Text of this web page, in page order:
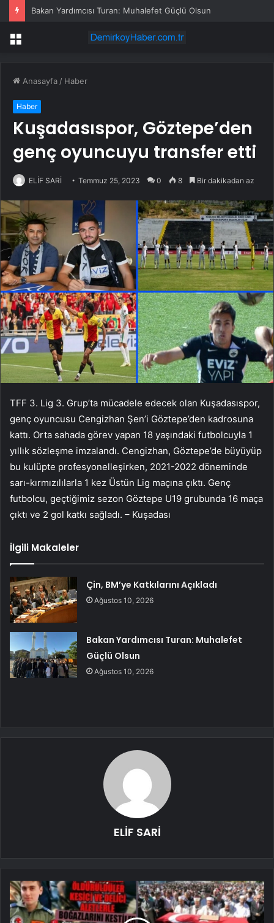
Bakan Yardımcısı Turan: Muhalefet Güçlü Olsun
Menü
Anasayfa / Haber
Haber
Kuşadasıspor, Göztepe’den
genç oyuncuyu transfer etti
ELİF SARİ Temmuz 25, 2023 0 8 Bir dakikadan az
TFF 3. Lig 3. Grup’ta mücadele edecek olan Kuşadasıspor,
genç oyuncusu Cengizhan Şen’i Göztepe’den kadrosuna
kattı. Orta sahada görev yapan 18 yaşındaki futbolcuyla 1
yıllık sözleşme imzalandı. Cengizhan, Göztepe’de büyüyüp
bu kulüpte profesyonelleşirken, 2021-2022 döneminde
sarı-kırmızılılarla 1 kez Üstün Lig maçına çıktı. Genç
futbolcu, geçtiğimiz sezon Göztepe U19 grubunda 16 maça
çıktı ve 2 gol katkı sağladı. – Kuşadası
İlgili Makaleler
Çin, BM’ye Katkılarını Açıkladı
Ağustos 10, 2026
Bakan Yardımcısı Turan: Muhalefet
Güçlü Olsun
Ağustos 10, 2026
ELİF SARİ